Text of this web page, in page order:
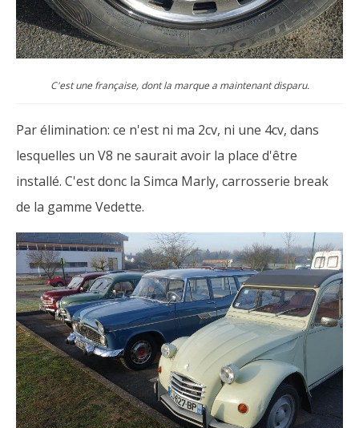
C'est une française, dont la marque a maintenant disparu.
Par élimination: ce n'est ni ma 2cv, ni une 4cv, dans
lesquelles un V8 ne saurait avoir la place d'être
installé. C'est donc la Simca Marly, carrosserie break
de la gamme Vedette.